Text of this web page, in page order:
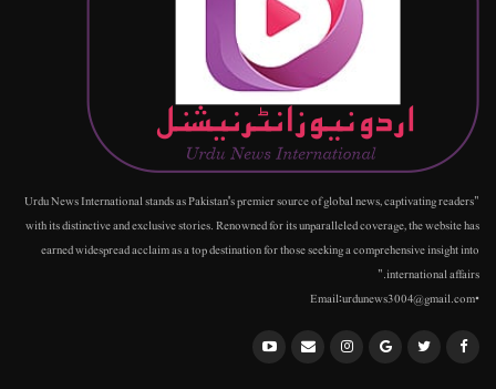
"Urdu News International stands as Pakistan's premier source of global news, captivating readers
with its distinctive and exclusive stories. Renowned for its unparalleled coverage, the website has
earned widespread acclaim as a top destination for those seeking a comprehensive insight into
international affairs."
•Email:urdunews3004@gmail.com